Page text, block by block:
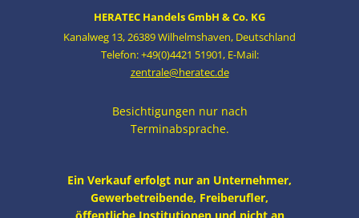
HERATEC Handels GmbH & Co. KG
Kanalweg 13,26389 Wilhelmshaven, Deutschland
Telefon: +49(0)4421 51901, E-Mail:
zentrale@heratec.de
Besichtigungen nur nach
Terminabsprache.
Ein Verkauf erfolgt nur an Unternehmer,
Gewerbetreibende, Freiberufler,